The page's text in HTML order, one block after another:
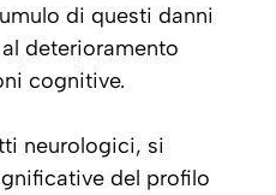
di questi danni
deterioramento
cognitive.
neurologici, si
del profilo